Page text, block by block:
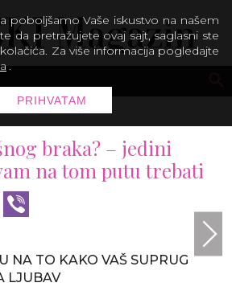
braka? – jedini
na tom putu trebati
Pinterest
NA TO KAKO VAŠ SUPRUG
LJUBAV
poboljšamo Vaše iskustvo na našem
da pretražujete ovaj sajt, saglasni ste
Za više informacija pogledajte
.
PRIHVATAM